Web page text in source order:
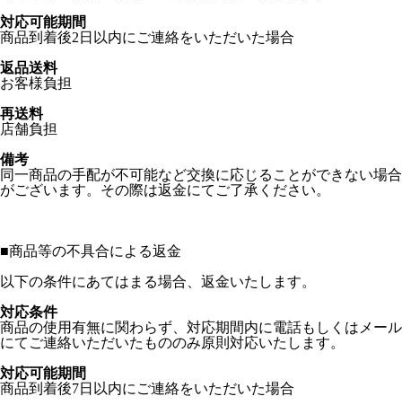
対応可能期間
商品到着後2日以内にご連絡をいただいた場合
返品送料
お客様負担
再送料
店舗負担
備考
同一商品の手配が不可能など交換に応じることができない場合
がございます。その際は返金にてご了承ください。
■商品等の不具合による返金
以下の条件にあてはまる場合、返金いたします。
対応条件
商品の使用有無に関わらず、対応期間内に電話もしくはメール
にてご連絡いただいたもののみ原則対応いたします。
対応可能期間
商品到着後7日以内にご連絡をいただいた場合